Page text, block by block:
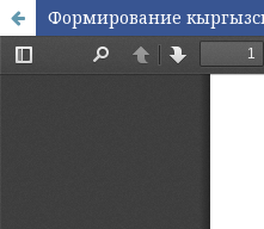
Формирование